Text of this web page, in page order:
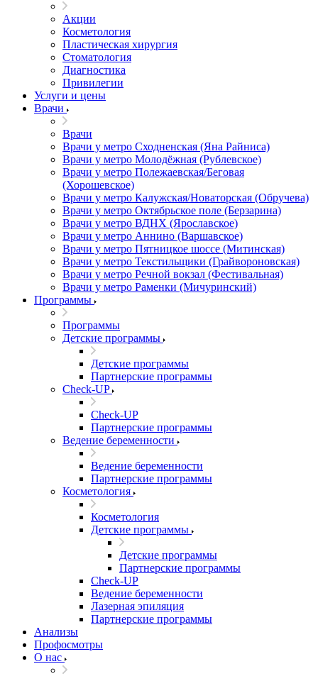
Акции
Косметология
Пластическая хирургия
Стоматология
Диагностика
Привилегии
Услуги и цены
Врачи
Врачи
Врачи у метро Сходненская (Яна Райниса)
Врачи у метро Молодёжная (Рублевское)
Врачи у метро Полежаевская/Беговая
(Хорошевское)
Врачи у метро Калужская/Новаторская (Обручева)
Врачи у метро Октябрьское поле (Берзарина)
Врачи у метро ВДНХ (Ярославское)
Врачи у метро Аннино (Варшавское)
Врачи у метро Пятницкое шоссе (Митинская)
Врачи у метро Текстильщики (Грайвороновская)
Врачи у метро Речной вокзал (Фестивальная)
Врачи у метро Раменки (Мичуринский)
Программы
Программы
Детские программы
Детские программы
Партнерские программы
Check-UP
Check-UP
Партнерские программы
Ведение беременности
Ведение беременности
Партнерские программы
Косметология
Косметология
Детские программы
Детские программы
Партнерские программы
Check-UP
Ведение беременности
Лазерная эпиляция
Партнерские программы
Анализы
Профосмотры
О нас